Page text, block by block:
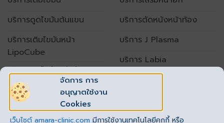
จัดการ การ
อนุญาตใช้งาน
Cookies
เว็บไซต์amara-clinic.com มีการใช้งานเทคโนโลยีคุกกี้ หรือ
บริการดูดไขมันต้นแขน
บริการเติมไขมันหน้า
LipoCube
บริการดูดไขมันหน้าท้อง
บริการตัดหนังหน้าท้อง
บริการ J Plasma
บริการ Labia
เปิดทำการทุกวัน
เวลา 10.00 – 20.00 น.